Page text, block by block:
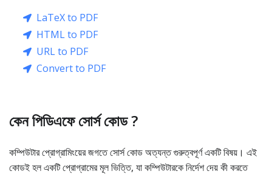
LaTeX to PDF
HTML to PDF
URL to PDF
Convert to PDF
কেন পিডিএফে সোর্স কোড ?
কম্পিউটার প্রোগ্রামিংয়ের জগতে সোর্স কোড অত্যন্ত গুরুত্বপূর্ণ একটি বিষয়। এই
কোডই হল একটি প্রোগ্রামের মূল ভিত্তি, যা কম্পিউটারকে নির্দেশ দেয় কী করতে